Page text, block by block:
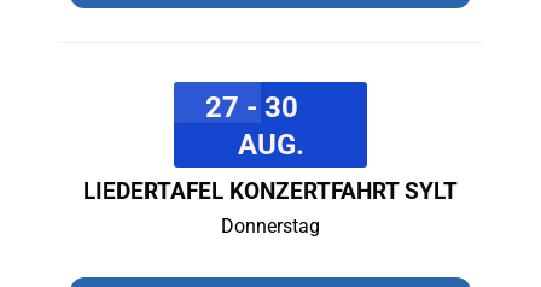
27 - 30
AUG.
LIEDERTAFEL KONZERTFAHRT SYLT
Donnerstag